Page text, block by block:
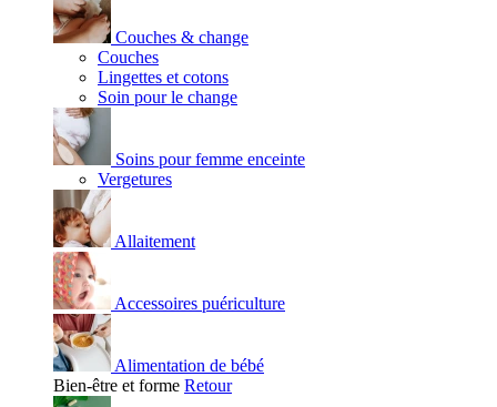
Couches & change
Couches
Lingettes et cotons
Soin pour le change
Soins pour femme enceinte
Vergetures
Allaitement
Accessoires puériculture
Alimentation de bébé
Bien-être et forme Retour